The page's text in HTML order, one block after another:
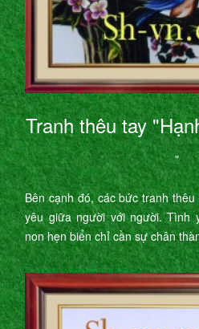
Tranh thêu tay
"
Bên cạnh đó, các bức tranh
yêu giữa người với người. Tình
non hẹn biển chỉ cần sự chân